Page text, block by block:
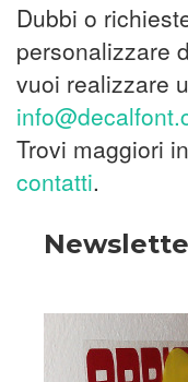
Dubbi o
personalizzare
vuoi realizzare
Trovi maggiori
contatti.